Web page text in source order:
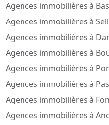
Agences immobilières à
Agences immobilières à
Agences immobilières à
Agences immobilières à
Agences immobilières à
Agences immobilières à
Agences immobilières à
Agences immobilières à